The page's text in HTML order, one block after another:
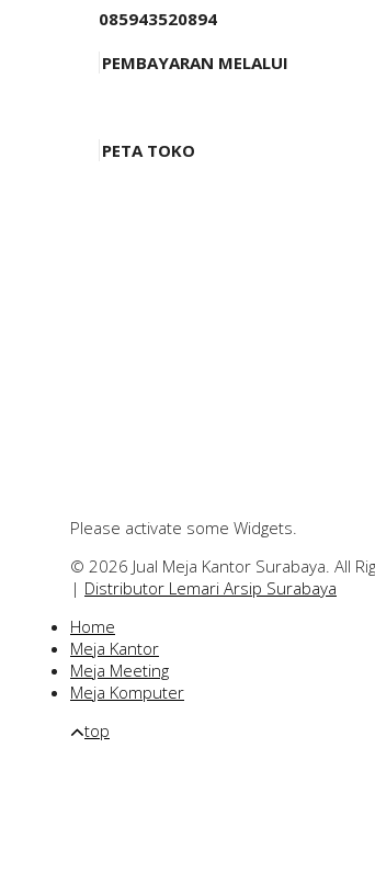
085943520894
PEMBAYARAN MELALUI
PETA TOKO
Please activate some Widgets.
© 2026 Jual Meja Kantor Surabaya. All
| Distributor Lemari Arsip Surabaya
Home
Meja Kantor
Meja Meeting
Meja Komputer
top